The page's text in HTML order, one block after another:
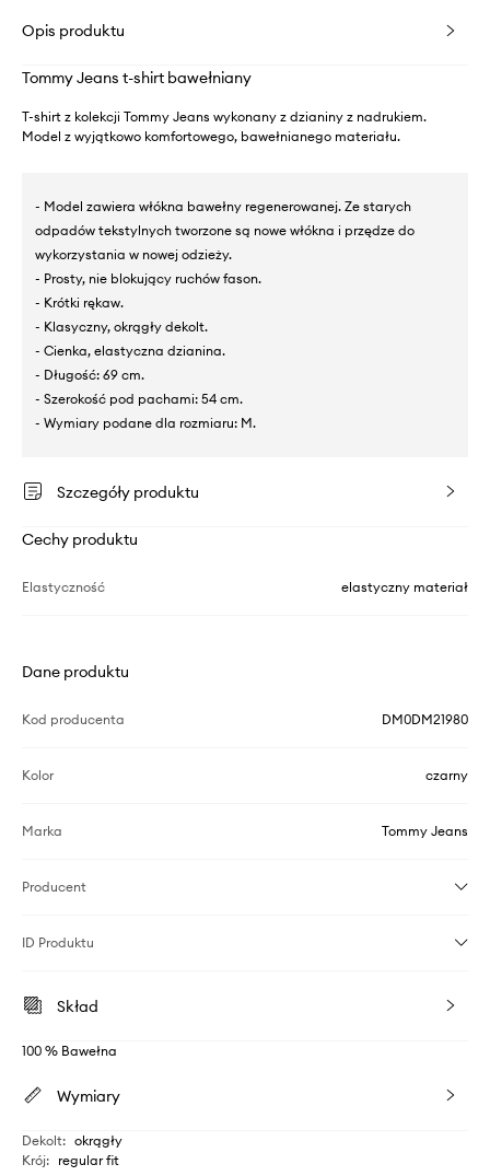
Opis produktu
Tommy Jeans t-shirt bawełniany
T-shirt z kolekcji Tommy Jeans wykonany z dzianiny z nadrukiem.
Model z wyjątkowo komfortowego, bawełnianego materiału.
- Model zawiera włókna bawełny regenerowanej. Ze starych
odpadów tekstylnych tworzone są nowe włókna i przędze do
wykorzystania w nowej odzieży.
- Prosty, nie blokujący ruchów fason.
- Krótki rękaw.
- Klasyczny, okrągły dekolt.
- Cienka, elastyczna dzianina.
- Długość: 69 cm.
- Szerokość pod pachami: 54 cm.
- Wymiary podane dla rozmiaru: M.
Szczegóły produktu
Cechy produktu
Elastyczność elastyczny materiał
Dane produktu
Kod producenta DM0DM21980
Kolor czarny
Marka Tommy Jeans
Producent
ID Produktu
Skład
100 % Bawełna
Wymiary
Dekolt: okrągły
Krój: regular fit